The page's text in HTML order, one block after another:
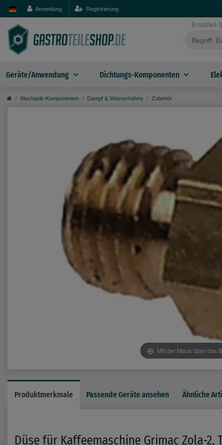
Anmeldung Registrierung
Ersatzteil-
Geräte/Anwendung Dichtungs-Komponenten
Mechanik-Komponenten Dampf & Wasserhähne Zubehör
Mit der Maus über das
Produktmerkmale Passende Geräte ansehen Ähnliche
Düse für Kaffeemaschine Grimac Zola-2,